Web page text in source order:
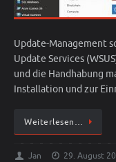
Update-Management
Update Services
und die Handhabung
Installation und zur
Weiterlesen…
Jan 29. August